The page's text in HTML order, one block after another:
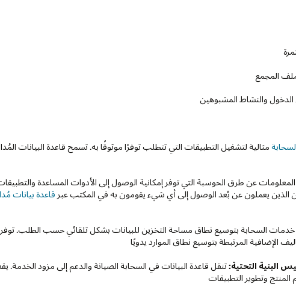
المجمع
والنشاط المشبوهين
مثالية لتشغيل التطبيقات التي تتطلب توفرًا موثوقًا به. تسمح قاعدة البيانات
عن طرق الحوسبة التي توفر إمكانية الوصول إلى الأدوات المساعدة
قاعدة بيانات
السحابة بتوسيع نطاق مساحة التخزين للبيانات بشكل تلقائي حسب الطلب. توفر
الإضافية المرتبطة بتوسيع نطاق الموارد يدويًا
البنية التحتية:تنقل قاعدة البيانات في السحابة الصيانة والدعم إلى مزود
وتطوير التطبيقات